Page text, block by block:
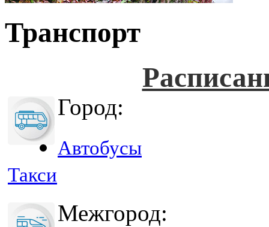
Транспорт
Город:
Автобусы
Такси
Межгород: